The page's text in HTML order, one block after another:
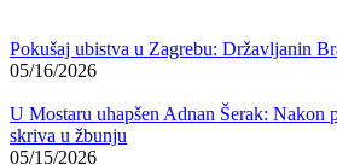
Pokušaj ubistva u Zagrebu: Državljanin
05/16/2026
U Mostaru uhapšen Adnan Šerak: Nakon
skriva u žbunju
05/15/2026